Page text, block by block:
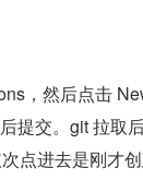
，然后点击
提交。git 拉取
点进去是刚才